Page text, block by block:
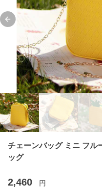
Previous slide
チェーンバッグ ミニ フル
ッグ
2,460 円